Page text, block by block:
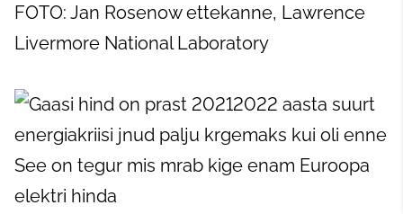
FOTO: Jan Rosenow ettekanne, Lawrence
Livermore National Laboratory